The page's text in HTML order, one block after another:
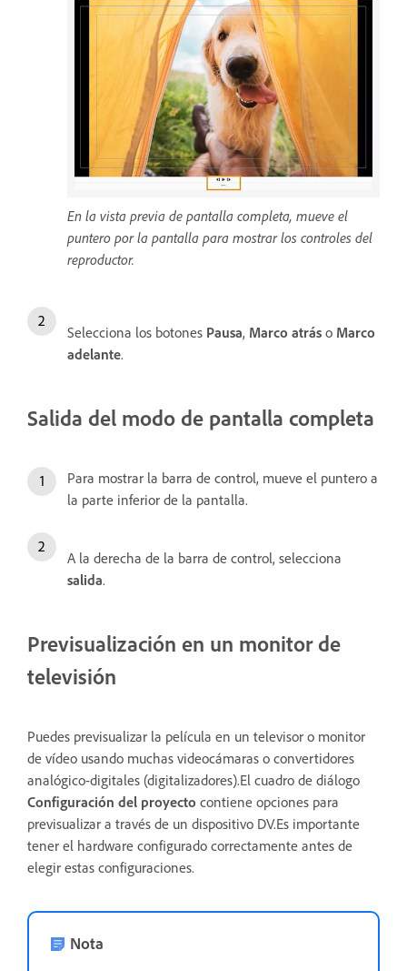
En la vista previa de pantalla completa, mueve el
puntero por la pantalla para mostrar los controles del
reproductor.
Selecciona los botones Pausa, Marco atrás o Marco
adelante.
Salida del modo de pantalla completa
Para mostrar la barra de control, mueve el puntero a
la parte inferior de la pantalla.
A la derecha de la barra de control, selecciona
salida.
Previsualización en un monitor de
televisión
Puedes previsualizar la película en un televisor o monitor
de vídeo usando muchas videocámaras o convertidores
analógico-digitales (digitalizadores).El cuadro de diálogo
Configuración del proyecto contiene opciones para
previsualizar a través de un dispositivo DV.Es importante
tener el hardware configurado correctamente antes de
elegir estas configuraciones.
Nota